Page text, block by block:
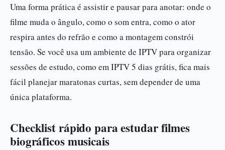
Uma forma prática é assistir e pausar para anotar: onde o
filme muda o ângulo, como o som entra, como o ator
respira antes do refrão e como a montagem constrói
tensão. Se você usa um ambiente de IPTV para organizar
sessões de estudo, como em IPTV 5 dias grátis, fica mais
fácil planejar maratonas curtas, sem depender de uma
única plataforma.
Checklist rápido para estudar filmes
biográficos musicais